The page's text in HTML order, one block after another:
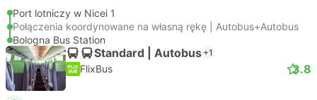
Port lotniczy w Nicei 1
Połączenia koordynowane na własną rękę | Autobus+Autobus
Bologna Bus Station
Standard | Autobus +1
FlixBus 3.8